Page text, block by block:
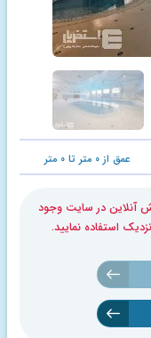
عمق از۰ متر تا۰ متر
آنلاین در سایت وجود
استفاده نمایید.